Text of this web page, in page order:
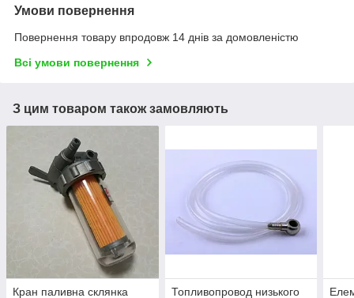
Умови повернення
Повернення товару впродовж 14 днів за домовленістю
Всі умови повернення
З цим товаром також замовляють
Кран паливна склянка
Топливопровод низького